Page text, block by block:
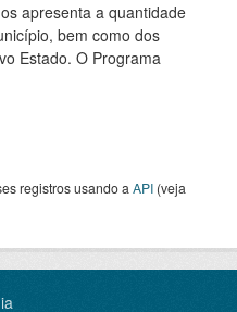
apresenta a quantidade
bem como dos
Estado. O Programa
registros usando a API (veja